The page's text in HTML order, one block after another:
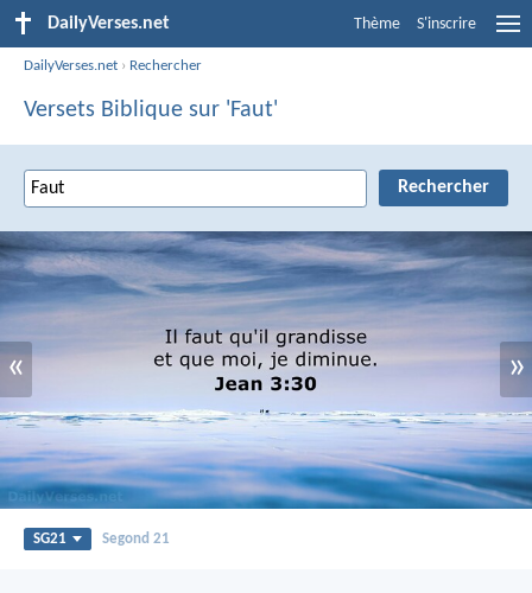
DailyVerses.net Thème S'inscrire
DailyVerses.net › Rechercher
Versets Biblique sur 'Faut'
« »
SG21 Segond 21